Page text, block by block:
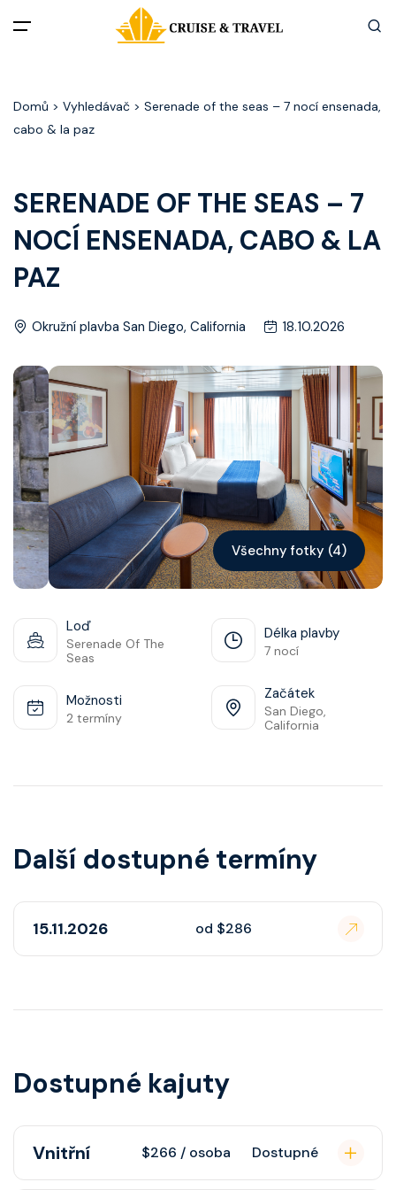
Akční nabídky
Zážitky z plaveb
Užitečné informace
Články
Kontakt
Vyhledat plavbu
Domů > Vyhledávač > Serenade of the seas – 7 nocí ensenada,
cabo & la paz
SERENADE OF THE SEAS – 7
NOCÍ ENSENADA, CABO & LA
PAZ
Okružní plavba San Diego, California 18.10.2026
Všechny fotky (4)
Loď
Serenade Of The
Seas
Délka plavby
7 nocí
Možnosti
2 termíny
Začátek
San Diego,
California
Další dostupné termíny
15.11.2026 od $286
Dostupné kajuty
Vnitřní $266 / osoba Dostupné